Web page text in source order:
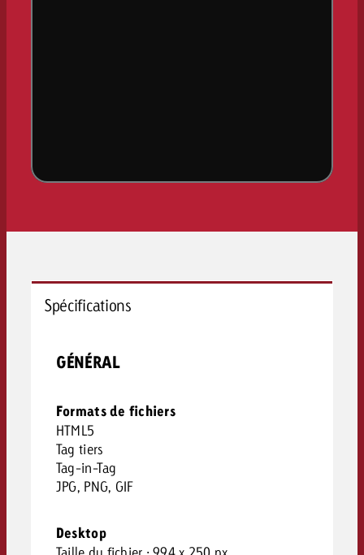
Spécifications
GÉNÉRAL
Formats de fichiers
HTML5
Tag tiers
Tag-in-Tag
JPG, PNG, GIF
Desktop